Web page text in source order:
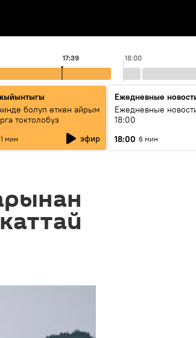
18:00
17:39
болуп өткөн айрым
токтолобуз
мин эфир
Ежедневные
Ежедневные
18:00
18:00 6 мин